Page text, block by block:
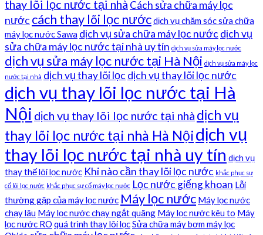
thay lõi lọc nước tại nhà Cách sửa chữa máy lọc
nước cách thay lõi lọc nướcdịch vụ chăm sóc sửa chữa
máy lọc nước Sawa dịch vụ sửa chữa máy lọc nước dịch vụ
sửa chữa máy lọc nước tại nhà uy tín dịch vụ sửa máy lọc nước
dịch vụ sửa máy lọc nước tại Hà Nội dịch vụ sửa máy lọc
nước tại nhà dịch vụ thay lõi lọc dịch vụ thay lõi lọc nước
dịch vụ thay lõi lọc nước tại Hà
Nội dịch vụ thay lõi lọc nước tại nhà dịch vụ
thay lõi lọc nước tại nhà Hà Nộidịch vụ
thay lõi lọc nước tại nhà uy tín dịch vụ
thay thế lõi lọc nước Khi nào cần thay lõi lọc nước khắc phục sự
cố lõi lọc nước khắc phục sự cố máy lọc nước Lọc nước giếng khoan Lỗi
thường gặp của máy lọc nước Máy lọc nước Máy lọc nước
chạy lâu Máy lọc nước chạy ngắt quãng Máy lọc nước kêu to Máy
lọc nước RO quá trình thay lõi lọcSửa chữa máy bơm máy lọc